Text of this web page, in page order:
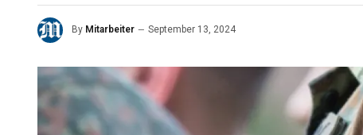
By Mitarbeiter September 13, 2024